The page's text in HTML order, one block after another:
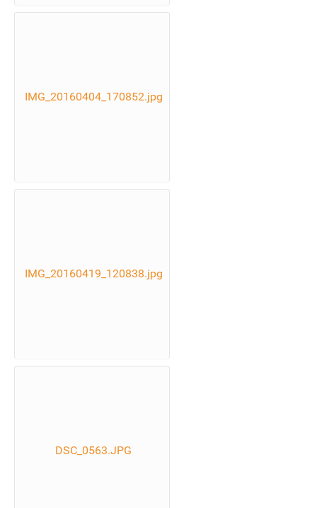
IMG_20160404_170852.jpg
IMG_20160419_120838.jpg
DSC_0563.JPG